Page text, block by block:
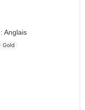
Anglais